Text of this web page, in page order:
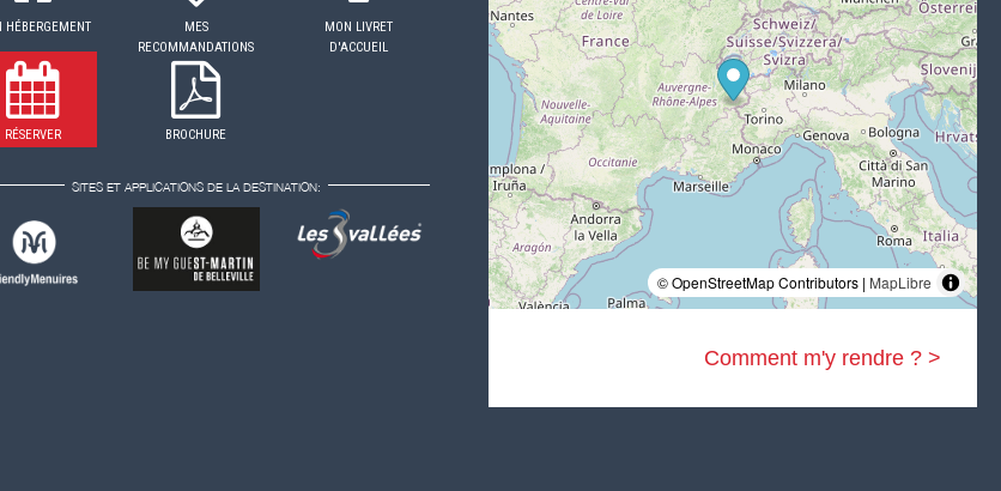
HÉBERGEMENT
MES
RECOMMANDATIONS
MON LIVRET
D'ACCUEIL
RÉSERVER BROCHURE
SITES ET APPLICATIONS DE LA DESTINATION:
© OpenStreetMap Contributors | MapLibre
Comment m'y rendre ? >